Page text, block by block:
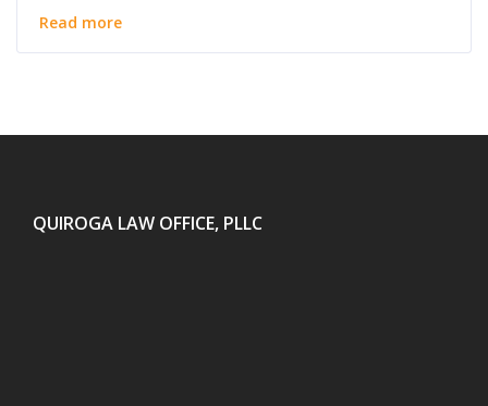
Read more
QUIROGA LAW OFFICE, PLLC